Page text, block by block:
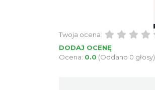
Twoja ocena:
DODAJ OCENĘ
Ocena: 0.0 (Oddano 0 głosy)